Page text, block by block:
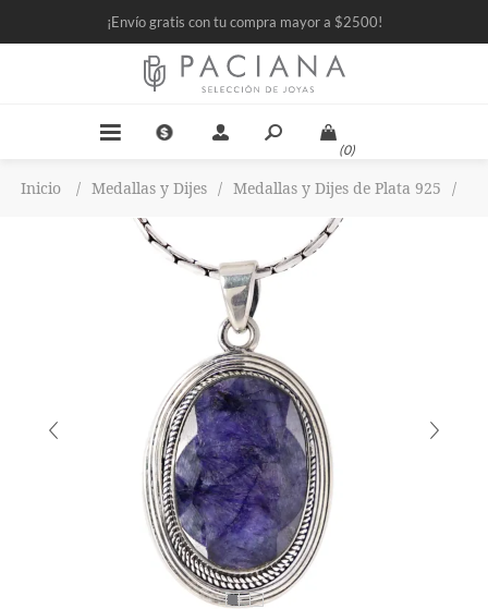
¡Envío gratis con tu compra mayor a $2500!
(0)
Inicio / Medallas y Dijes / Medallas y Dijes de Plata 925 /